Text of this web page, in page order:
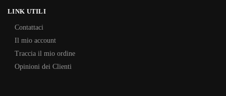
LINK UTILI
Contattaci
Il mio account
Traccia il mio ordine
Opinioni dei Clienti